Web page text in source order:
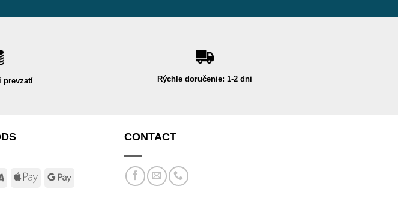
prevzatí Rýchle doručenie: 1-2 dni
Visa
Apple
Google
CONTACT